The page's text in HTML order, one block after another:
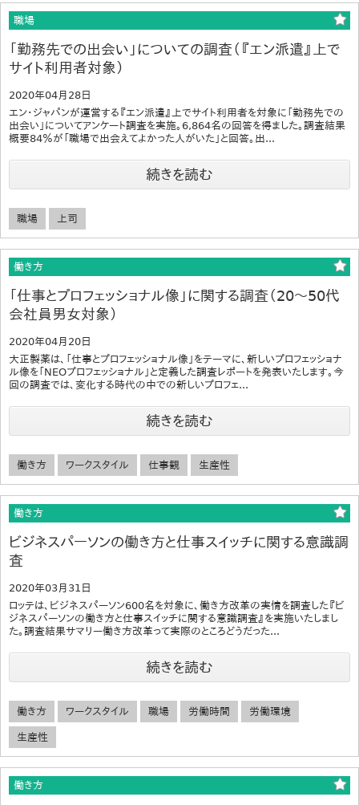
職場
「勤務先での出会い」についての調査（『エン派遣』上で
サイト利用者対象）
2020年04月28日
エン・ジャパンが運営する『エン派遣』上でサイト利用者を対象に「勤務先での
出会い」についてアンケート調査を実施。6,864名の回答を得ました。調査結果
概要84％が「職場で出会えてよかった人がいた」と回答。出...
続きを読む
職場 上司
働き方
「仕事とプロフェッショナル像」に関する調査（20～50代
会社員男女対象）
2020年04月20日
大正製薬は、「仕事とプロフェッショナル像」をテーマに、新しいプロフェッショナ
ル像を「NEOプロフェッショナル」と定義した調査レポートを発表いたします。今
回の調査では、変化する時代の中での新しいプロフェ...
続きを読む
働き方 ワークスタイル 仕事観 生産性
働き方
ビジネスパーソンの働き方と仕事スイッチに関する意識調
査
2020年03月31日
ロッテは、ビジネスパーソン600名を対象に、働き方改革の実情を調査した『ビ
ジネスパーソンの働き方と仕事スイッチに関する意識調査』を実施いたしまし
た。調査結果サマリー働き方改革って実際のところどうだった...
続きを読む
働き方 ワークスタイル 職場 労働時間 労働環境
生産性
働き方